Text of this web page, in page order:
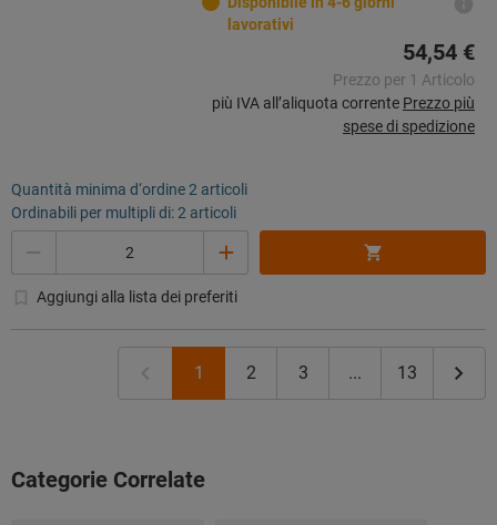
lavorativi
54,54 €
Prezzo per 1 Articolo
più IVA all’aliquota corrente Prezzo più
spese di spedizione
Quantità minima d‘ordine 2 articoli
Ordinabili per multipli di: 2 articoli
Aggiungi alla lista dei preferiti
1 2 3 ... 13
Categorie Correlate